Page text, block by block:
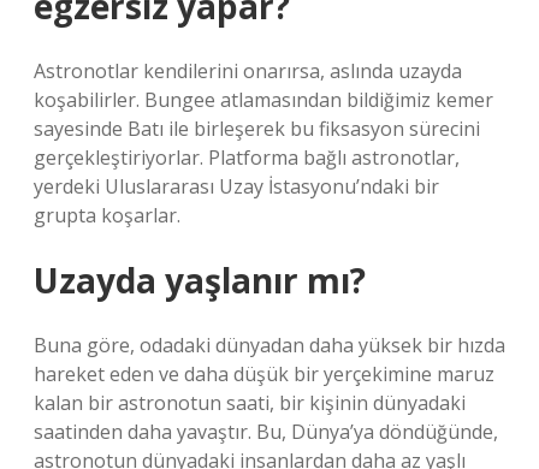
Astronotlar kendilerini onarırsa, aslında uzayda
koşabilirler. Bungee atlamasından bildiğimiz kemer
sayesinde Batı ile birleşerek bu fiksasyon sürecini
gerçekleştiriyorlar. Platforma bağlı astronotlar,
yerdeki Uluslararası Uzay İstasyonu’ndaki bir
grupta koşarlar.
Uzayda yaşlanır mı?
Buna göre, odadaki dünyadan daha yüksek bir hızda
hareket eden ve daha düşük bir yerçekimine maruz
kalan bir astronotun saati, bir kişinin dünyadaki
saatinden daha yavaştır. Bu, Dünya’ya döndüğünde,
astronotun dünyadaki insanlardan daha az yaşlı